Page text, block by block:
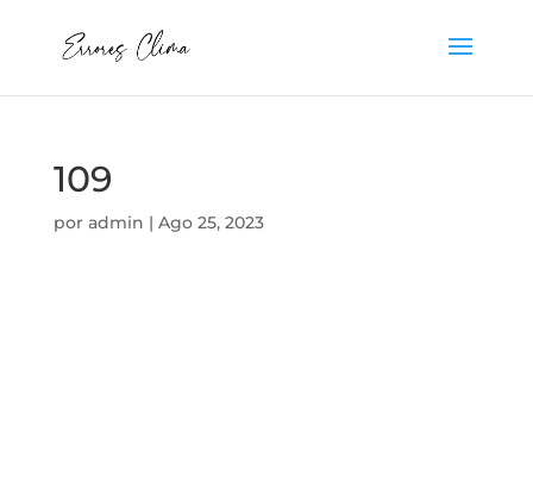
109
por admin | Ago 25, 2023